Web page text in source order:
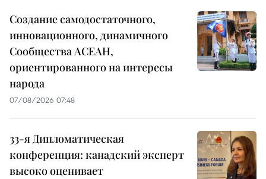
Создание самодостаточного,
инновационного, динамичного
Сообщества АСЕАН,
ориентированного на интересы
народа
07/08/2026 07:48
33-я Дипломатическая
конференция: канадский эксперт
высоко оценивает